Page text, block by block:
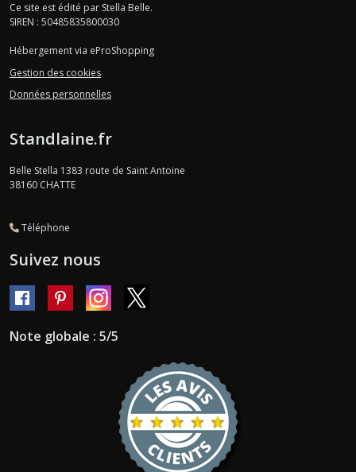
Ce site est édité par Stella Belle.
SIREN : 50485835800030
Hébergement via eProShopping
Gestion des cookies
Données personnelles
Standlaine.fr
Belle Stella 1383 route de Saint Antoine
38160 CHATTE
Téléphone
Suivez nous
Note globale : 5/5